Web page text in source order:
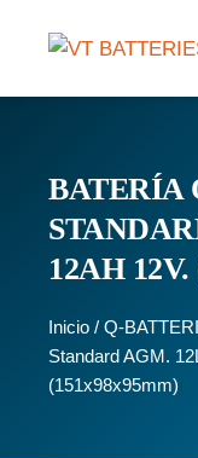
BATERÍA
12AH
Inicio / Q-
Standard AGM.
(151x98x95mm)